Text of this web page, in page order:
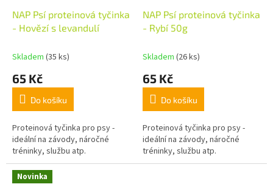
NAP Psí proteinová tyčinka
- Hovězí s levandulí
Skladem (35 ks)
65 Kč
Do košíku
Proteinová tyčinka pro psy -
ideální na závody, náročné
tréninky, službu atp.
NAP Psí proteinová tyčinka
- Rybí 50g
Skladem (26 ks)
65 Kč
Do košíku
Proteinová tyčinka pro psy -
ideální na závody, náročné
tréninky, službu atp.
Novinka